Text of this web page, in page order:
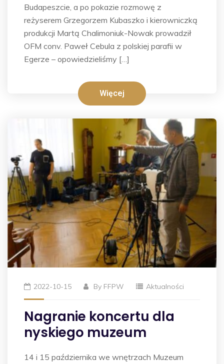
Budapeszcie, a po pokazie rozmowę z
reżyserem Grzegorzem Kubaszko i kierowniczką
produkcji Martą Chalimoniuk-Nowak prowadził
OFM conv. Paweł Cebula z polskiej parafii w
Egerze – opowiedzieliśmy […]
Więcej
2022-10-15 By FFPW Aktualności
Nagranie koncertu dla
nyskiego muzeum
14 i 15 października we wnętrzach Muzeum